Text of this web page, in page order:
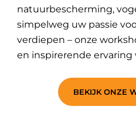
natuurbescherming,
simpelweg uw passie
verdiepen – onze
en inspirerende ervaring
BEKIJK ONZE